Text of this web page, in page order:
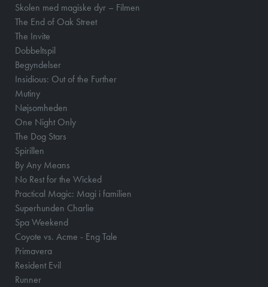
Skolen med magiske dyr – Filmen
The End of Oak Street
The Invite
Dobbeltspil
Begyndelser
Insidious: Out of the Further
Mutiny
Nøjsomheden
One Night Only
The Dog Stars
Spirillen
By Any Means
No Rest for the Wicked
Practical Magic: Magi i familien
Superhunden Charlie
Spa Weekend
Coyote vs. Acme - Eng Tale
Primavera
Resident Evil
Runner